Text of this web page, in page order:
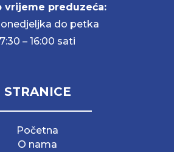
vrijeme preduzeća:
do petka
7:30 – 16:00 sati
STRANICE
Početna
O nama